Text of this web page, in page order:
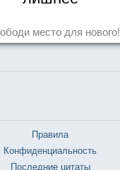
место для нового!
Правила
Конфиденциальность
Последние цитаты